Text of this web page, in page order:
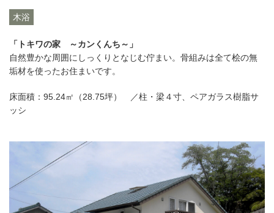
木浴
「トキワの家 ～カンくんち～」
自然豊かな周囲にしっくりとなじむ佇まい。骨組みは全て桧の無
垢材を使ったお住まいです。
床面積：95.24㎡（28.75坪） ／柱・梁４寸、ペアガラス樹脂サ
ッシ